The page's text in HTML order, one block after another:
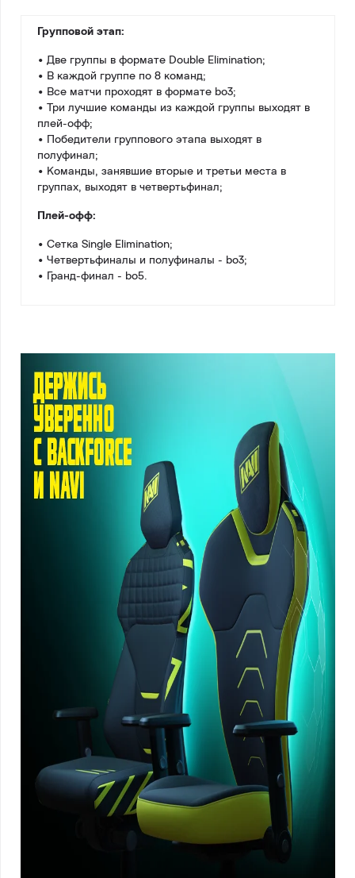
Групповой этап:
• Две группы в формате Double Elimination;
• В каждой группе по 8 команд;
• Все матчи проходят в формате bo3;
• Три лучшие команды из каждой группы выходят в
плей-офф;
• Победители группового этапа выходят в
полуфинал;
• Команды, занявшие вторые и третьи места в
группах, выходят в четвертьфинал;
Плей-офф:
• Сетка Single Elimination;
• Четвертьфиналы и полуфиналы - bo3;
• Гранд-финал - bo5.